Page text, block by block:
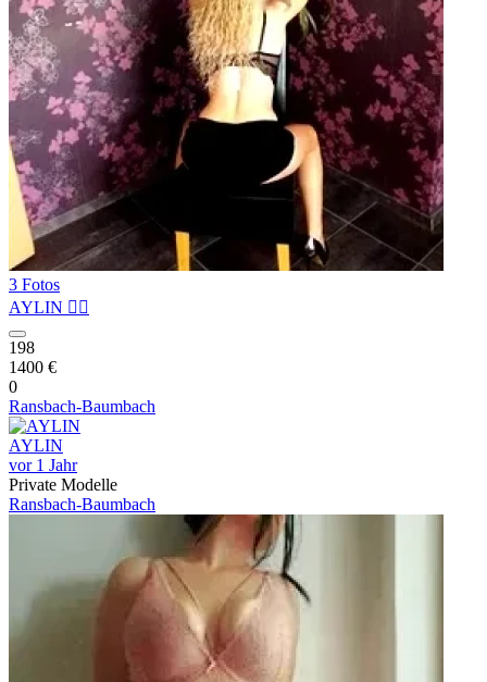
3 Fotos
AYLIN ❤️‍🔥
198
1400 €
0
Ransbach-Baumbach
AYLIN
vor 1 Jahr
Private Modelle
Ransbach-Baumbach